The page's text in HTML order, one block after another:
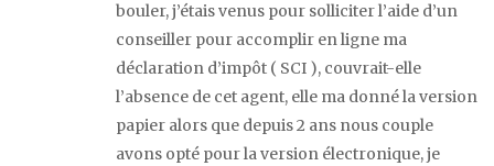
bouler, j’étais venus pour solliciter l’aide d’un
conseiller pour accomplir en ligne ma
déclaration d’impôt ( SCI ), couvrait-elle
l’absence de cet agent, elle ma donné la version
papier alors que depuis 2 ans nous couple
avons opté pour la version électronique, je